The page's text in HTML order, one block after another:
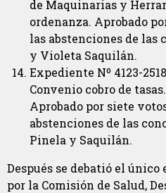
de Maquinarias y
ordenanza. Aprobado
las abstenciones de las
y Violeta Saquilán.
Expediente Nº 4123-
Convenio cobro de
Aprobado por siete
abstenciones de las
Pinela y Saquilán.
Después se debatió el
por la Comisión de Salud,